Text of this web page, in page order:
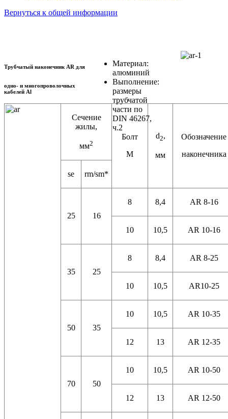
Вернуться к общей информации
Трубчатый наконечник AR для
одно- и многопроволочных
кабелей Al
Материал:
алюминий
Выполнение:
размеры
трубчатой
части по
DIN 46267,
ч.2
Сечение
жилы,
мм2
Болт
М
d2,
мм
Обозначение
наконечника
se rm/sm*
25 16
8 8,4 AR 8-16
10 10,5 AR 10-16
35 25
8 8,4 AR 8-25
10 10,5 AR10-25
50 35
10 10,5 AR 10-35
12 13 AR 12-35
70 50
10 10,5 AR 10-50
12 13 AR 12-50